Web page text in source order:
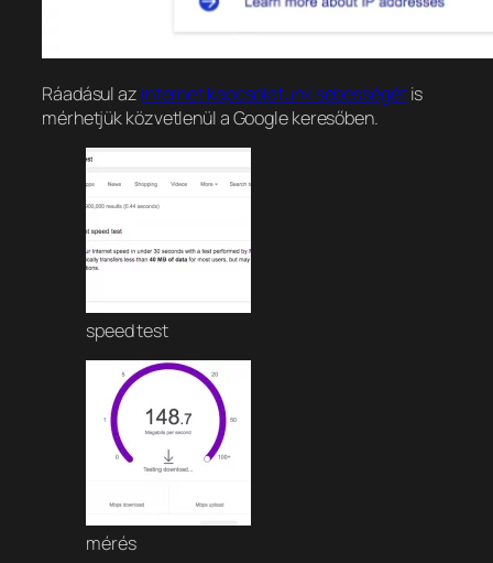
Ráadásul az internet kapcsolatunk sebességétis
mérhetjük közvetlenül a Google keresőben.
speed test
mérés